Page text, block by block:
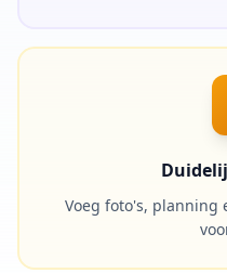
Voeg foto's, planning